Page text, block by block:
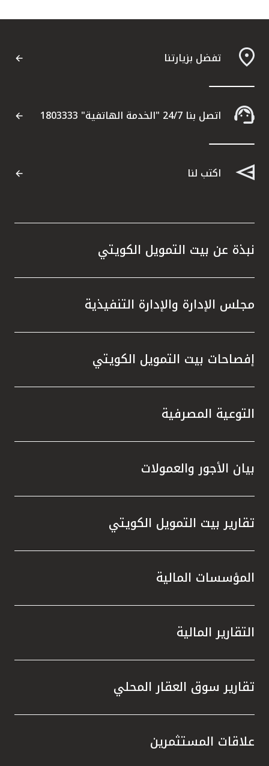
تفضل بزيارتنا
اتصل بنا 24/7 "الخدمة الهاتفية" 1803333
اكتب لنا
نبذة عن بيت التمويل الكويتي
مجلس الإدارة والإدارة التنفيذية
إفصاحات بيت التمويل الكويتي
التوعية المصرفية
بيان الأجور والعمولات
تقارير بيت التمويل الكويتي
المؤسسات المالية
التقارير المالية
تقارير سوق العقار المحلي
علاقات المستثمرين